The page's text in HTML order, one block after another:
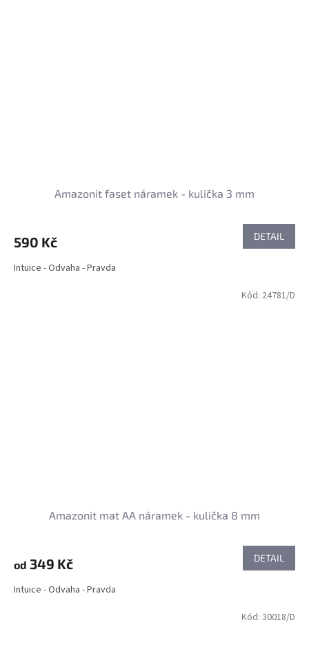
Amazonit faset náramek - kulička 3 mm
590 Kč DETAIL
Intuice - Odvaha - Pravda
Amazonit mat AA náramek - kulička 8 mm
od 349 Kč DETAIL
Intuice - Odvaha - Pravda
Kód: 24781/D
Kód: 30018/D